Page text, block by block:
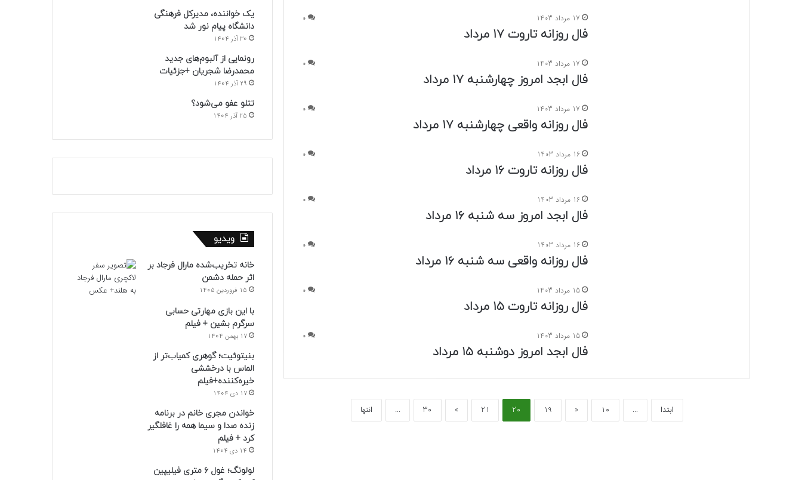
17 مرداد 1403 0
فال روزانه تاروت ۱۷ مرداد
17 مرداد 1403 0
فال ابجد امروز چهارشنبه ۱۷ مرداد
17 مرداد 1403 0
فال روزانه واقعی چهارشنبه ۱۷ مرداد
16 مرداد 1403 0
فال روزانه تاروت ۱۶ مرداد
16 مرداد 1403 0
فال ابجد امروز سه شنبه ۱۶ مرداد
16 مرداد 1403 0
فال روزانه واقعی سه شنبه ۱۶ مرداد
15 مرداد 1403 0
فال روزانه تاروت ۱۵ مرداد
15 مرداد 1403 0
فال ابجد امروز دوشنبه ۱۵ مرداد
ابتدا ...
10
«
19
20
21
»
30
... انتها
یک خواننده، مدیرکل فرهنگی
دانشگاه پیام نور شد
30 آذر 1404
رونمایی از آلبوم‌های جدید
محمدرضا شجریان +جزئیات
29 آذر 1404
تتلو عفو می‌شود؟
25 آذر 1404
ویدیو
خانه تخریب‌شده مارال فرجاد بر
اثر حمله دشمن
15 فروردین 1405
با این بازی مهارتی حسابی
سرگرم بشین + فیلم
17 بهمن 1404
بنیتوئیت؛ گوهری کمیاب‌تر از
الماس با درخششی
خیره‌کننده+فیلم
17 دی 1404
خواندن مجری خانم در برنامه
زنده صدا و سیما همه را غافلگیر
کرد + فیلم
14 دی 1404
لولونگ؛ غول ۶ متری فیلیپین